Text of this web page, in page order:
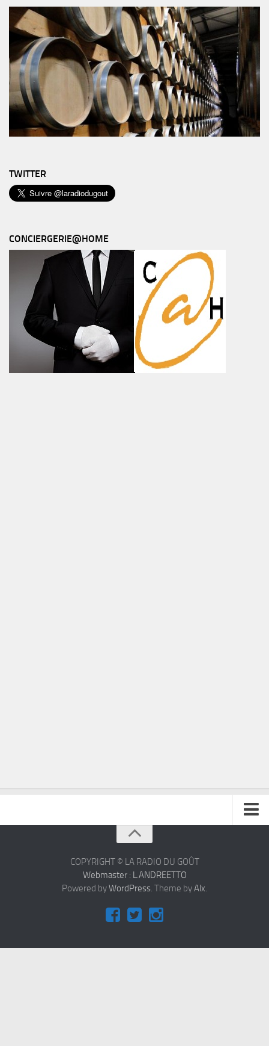
TWITTER
CONCIERGERIE@HOME
COPYRIGHT © LA RADIO DU GOÛT
Webmaster : L.ANDREETTO
Powered byWordPress. Theme byAlx.